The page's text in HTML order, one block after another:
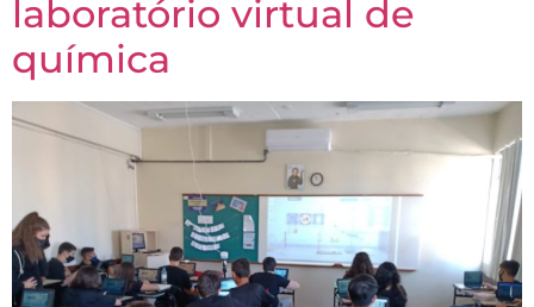
laboratório virtual de
química